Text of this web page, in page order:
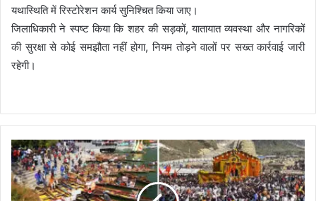
यथास्थिति में रिस्टोरेशन कार्य सुनिश्चित किया जाए।
जिलाधिकारी ने स्पष्ट किया कि शहर की सड़कों, यातायात व्यवस्था और नागरिकों
की सुरक्षा से कोई समझौता नहीं होगा, नियम तोड़ने वालों पर सख्त कार्रवाई जारी
रहेगी।